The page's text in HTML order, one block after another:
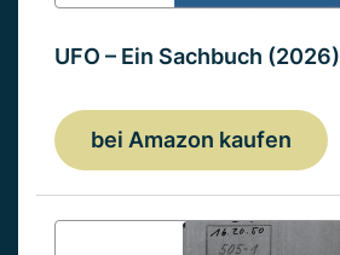
UFO – Ein Sachbuch (2026)
bei Amazon kaufen